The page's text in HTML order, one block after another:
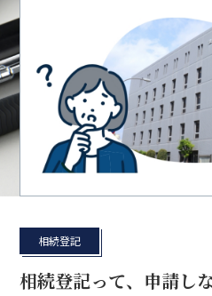
相続登記
相続登記って、申請し